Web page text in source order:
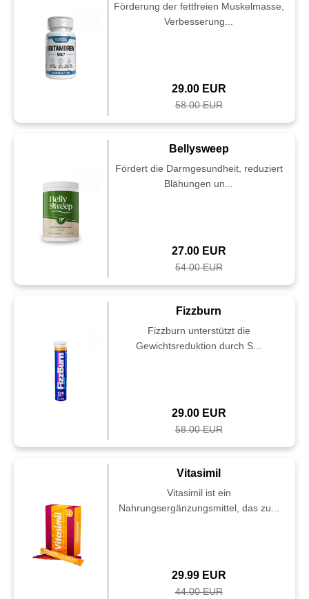
Förderung der fettfreien Muskelmasse,
Verbesserung...
29.00 EUR
58.00 EUR
Bellysweep
Fördert die Darmgesundheit, reduziert
Blähungen un...
27.00 EUR
54.00 EUR
Fizzburn
Fizzburn unterstützt die
Gewichtsreduktion durch S...
29.00 EUR
58.00 EUR
Vitasimil
Vitasimil ist ein
Nahrungsergänzungsmittel, das zu...
29.99 EUR
44.00 EUR